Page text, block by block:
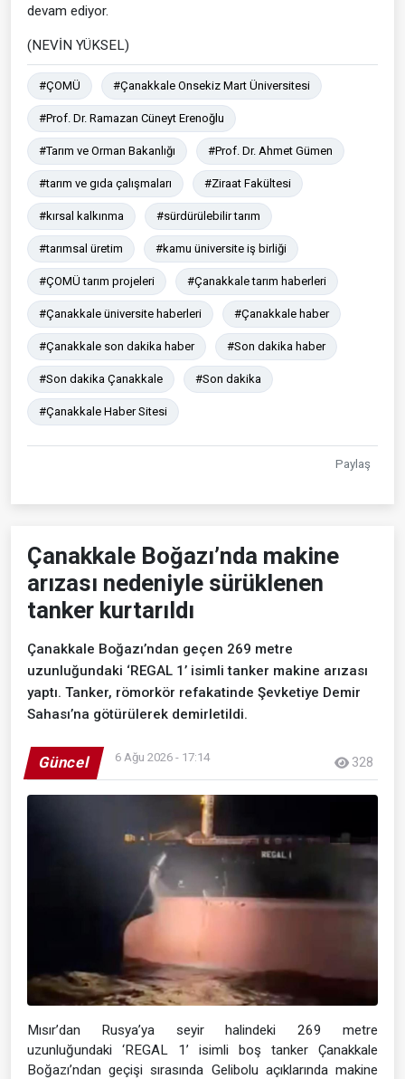
devam ediyor.
(NEVİN YÜKSEL)
#ÇOMÜ #Çanakkale Onsekiz Mart Üniversitesi
#Prof. Dr. Ramazan Cüneyt Erenoğlu
#Tarım ve Orman Bakanlığı #Prof. Dr. Ahmet Gümen
#tarım ve gıda çalışmaları #Ziraat Fakültesi
#kırsal kalkınma #sürdürülebilir tarım
#tarımsal üretim #kamu üniversite iş birliği
#ÇOMÜ tarım projeleri #Çanakkale tarım haberleri
#Çanakkale üniversite haberleri #Çanakkale haber
#Çanakkale son dakika haber #Son dakika haber
#Son dakika Çanakkale #Son dakika
#Çanakkale Haber Sitesi
Paylaş
Çanakkale Boğazı’nda makine
arızası nedeniyle sürüklenen
tanker kurtarıldı
Çanakkale Boğazı’ndan geçen 269 metre
uzunluğundaki ‘REGAL 1’ isimli tanker makine arızası
yaptı. Tanker, römorkör refakatinde Şevketiye Demir
Sahası’na götürülerek demirletildi.
Güncel 6 Ağu 2026 - 17:14 328
Mısır’dan Rusya’ya seyir halindeki 269 metre
uzunluğundaki ‘REGAL 1’ isimli boş tanker Çanakkale
Boğazı’ndan geçişi sırasında Gelibolu açıklarında makine